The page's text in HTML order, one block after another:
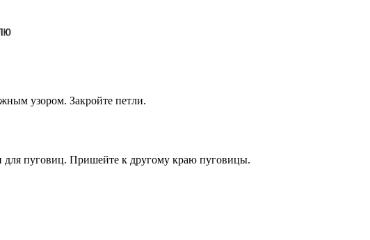
узором. Закройте петли.
для пуговиц. Пришейте к другому краю пуговицы.